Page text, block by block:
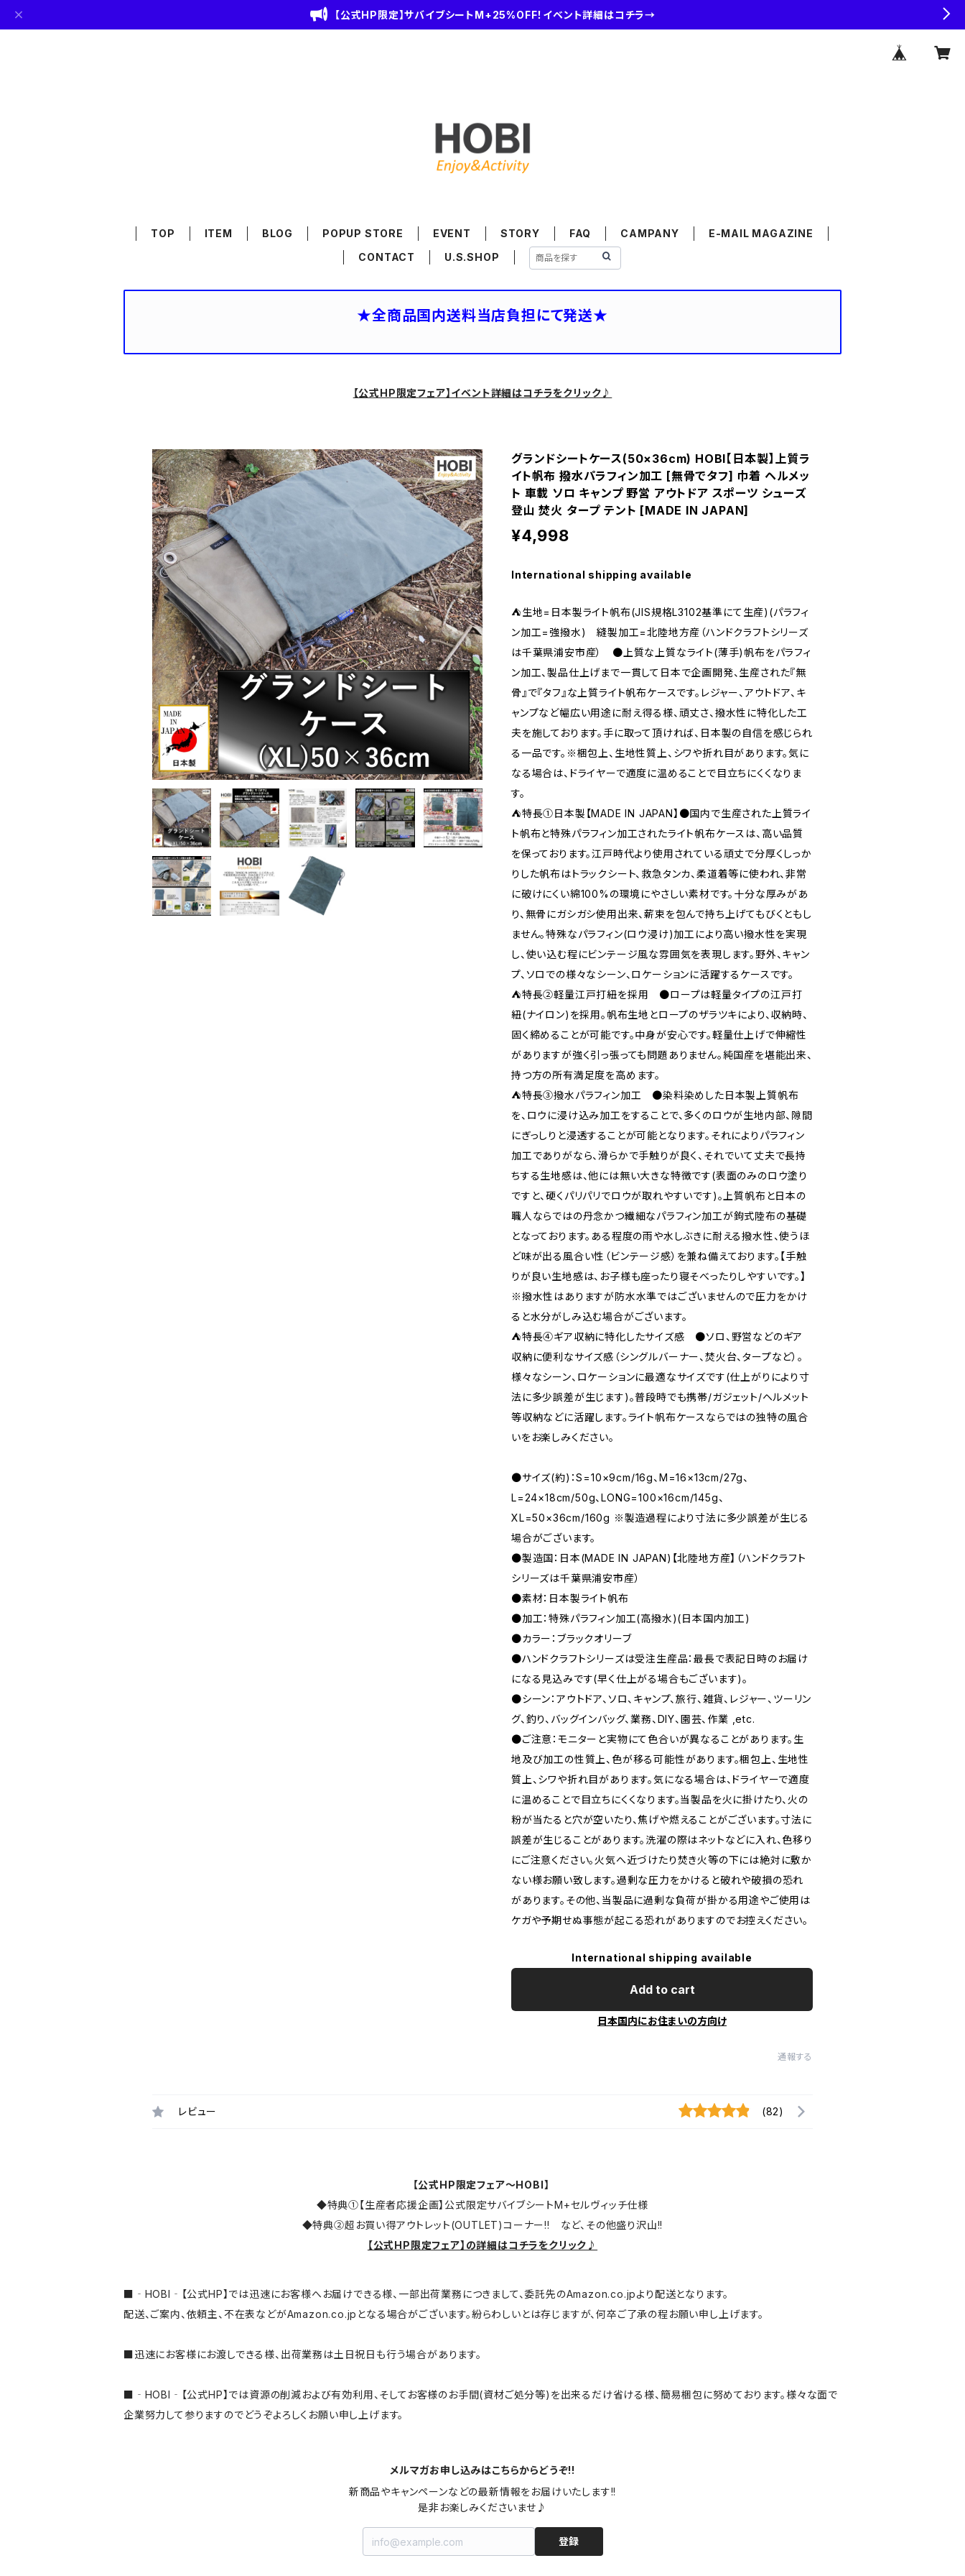
【公式HP限定】サバイブシートM+25%OFF！イベント詳細はコチラ→
TOP ITEM BLOG POPUP STORE EVENT STORY FAQ CAMPANY
E-MAIL MAGAZINE
CONTACT
U.S.SHOP
★全商品国内送料当店負担にて発送★
【公式HP限定フェア】イベント詳細はコチラをクリック♪
グランドシートケース(50×36cm) HOBI【日本製】上質ラ
イト帆布 撥水パラフィン加工 [無骨でタフ] 巾着 ヘルメッ
ト 車載 ソロ キャンプ 野営 アウトドア スポーツ シューズ
登山 焚火 タープ テント [MADE IN JAPAN]
¥4,998
International shipping available
⛺生地=日本製ライト帆布(JIS規格L3102基準にて生産)(パラフィ
ン加工=強撥水) 縫製加工=北陸地方産（ハンドクラフトシリーズ
は千葉県浦安市産） ●上質な上質なライト(薄手)帆布をパラフィ
ン加工、製品仕上げまで一貫して日本で企画開発、生産された『無
骨』で『タフ』な上質ライト帆布ケースです。レジャー、アウトドア、キ
ャンプなど幅広い用途に耐え得る様、頑丈さ、撥水性に特化した工
夫を施しております。手に取って頂ければ、日本製の自信を感じられ
る一品です。※梱包上、生地性質上、シワや折れ目があります。気に
なる場合は、ドライヤーで適度に温めることで目立ちにくくなりま
す。
⛺特長①日本製【MADE IN JAPAN】●国内で生産された上質ライ
ト帆布と特殊パラフィン加工されたライト帆布ケースは、高い品質
を保っております。江戸時代より使用されている頑丈で分厚くしっか
りした帆布はトラックシート、救急タンカ、柔道着等に使われ、非常
に破けにくい綿100%の環境にやさしい素材です。十分な厚みがあ
り、無骨にガシガシ使用出来、薪束を包んで持ち上げてもびくともし
ません。特殊なパラフィン(ロウ浸け)加工により高い撥水性を実現
し、使い込む程にビンテージ風な雰囲気を表現します。野外、キャン
プ、ソロでの様々なシーン、ロケーションに活躍するケースです。
⛺特長②軽量江戸打紐を採用 ●ロープは軽量タイプの江戸打
紐(ナイロン)を採用。帆布生地とロープのザラツキにより、収納時、
固く締めることが可能です。中身が安心です。軽量仕上げで伸縮性
がありますが強く引っ張っても問題ありません。純国産を堪能出来、
持つ方の所有満足度を高めます。
⛺特長③撥水パラフィン加工 ●染料染めした日本製上質帆布
を、ロウに浸け込み加工をすることで、多くのロウが生地内部、隙間
にぎっしりと浸透することが可能となります。それによりパラフィン
加工でありがなら、滑らかで手触りが良く、それでいて丈夫で長持
ちする生地感は、他には無い大きな特徴です(表面のみのロウ塗り
ですと、硬くパリパリでロウが取れやすいです)。上質帆布と日本の
職人ならではの丹念かつ繊細なパラフィン加工が鉤式陸布の基礎
となっております。ある程度の雨や水しぶきに耐える撥水性、使うほ
ど味が出る風合い性（ビンテージ感）を兼ね備えております。【手触
りが良い生地感は、お子様も座ったり寝そべったりしやすいです。】
※撥水性はありますが防水水準ではございませんので圧力をかけ
ると水分がしみ込む場合がございます。
⛺特長④ギア収納に特化したサイズ感 ●ソロ、野営などのギア
収納に便利なサイズ感（シングルバーナー、焚火台、タープなど）。
様々なシーン、ロケーションに最適なサイズです(仕上がりにより寸
法に多少誤差が生じます)。普段時でも携帯/ガジェット/ヘルメット
等収納などに活躍します。ライト帆布ケースならではの独特の風合
いをお楽しみください。
●サイズ(約)：S=10×9cm/16g、M=16×13cm/27g、
L=24×18cm/50g、LONG=100×16cm/145g、
XL=50×36cm/160g ※製造過程により寸法に多少誤差が生じる
場合がございます。
●製造国：日本(MADE IN JAPAN)【北陸地方産】（ハンドクラフト
シリーズは千葉県浦安市産）
●素材：日本製ライト帆布
●加工：特殊パラフィン加工(高撥水)(日本国内加工)
●カラー：ブラックオリーブ
●ハンドクラフトシリーズは受注生産品：最長で表記日時のお届け
になる見込みです(早く仕上がる場合もございます)。
●シーン：アウトドア、ソロ、キャンプ、旅行、雑貨、レジャー、ツーリン
グ、釣り、バッグインバッグ、業務、DIY、園芸、作業 ,etc.
●ご注意：モニターと実物にて色合いが異なることがあります。生
地及び加工の性質上、色が移る可能性があります。梱包上、生地性
質上、シワや折れ目があります。気になる場合は、ドライヤーで適度
に温めることで目立ちにくくなります。当製品を火に掛けたり、火の
粉が当たると穴が空いたり、焦げや燃えることがございます。寸法に
誤差が生じることがあります。洗濯の際はネットなどに入れ、色移り
にご注意ください。火気へ近づけたり焚き火等の下には絶対に敷か
ない様お願い致します。過剰な圧力をかけると破れや破損の恐れ
があります。その他、当製品に過剰な負荷が掛かる用途やご使用は
ケガや予期せぬ事態が起こる恐れがありますのでお控えください。
International shipping available
Add to cart
日本国内にお住まいの方向け
通報する
レビュー (82)
【公式HP限定フェア～HOBI】
◆特典①【生産者応援企画】公式限定サバイブシートM+セルヴィッチ仕様
◆特典②超お買い得アウトレット(OUTLET)コーナー!! など、その他盛り沢山!!
【公式HP限定フェア】の詳細はコチラをクリック♪
■‐HOBI‐【公式HP】では迅速にお客様へお届けできる様、一部出荷業務につきまして、委託先のAmazon.co.jpより配送となります。
配送、ご案内、依頼主、不在表などがAmazon.co.jpとなる場合がございます。紛らわしいとは存じますが、何卒ご了承の程お願い申し上げます。
■迅速にお客様にお渡しできる様、出荷業務は土日祝日も行う場合があります。
■‐HOBI‐【公式HP】では資源の削減および有効利用、そしてお客様のお手間(資材ご処分等)を出来るだけ省ける様、簡易梱包に努めております。様々な面で
企業努力して参りますのでどうぞよろしくお願い申し上げます。
メルマガお申し込みはこちらからどうぞ!!
新商品やキャンペーンなどの最新情報をお届けいたします!!
是非お楽しみくださいませ♪
登録